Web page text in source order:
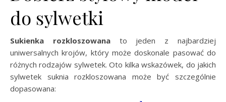
do sylwetki
Sukienka rozkloszowanato jeden z najbardziej
uniwersalnych krojów, który może doskonale pasować do
różnych rodzajów sylwetek. Oto kilka wskazówek, do jakich
sylwetek suknia rozkloszowana może być szczególnie
dopasowana: